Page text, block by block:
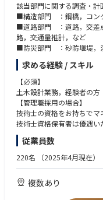
該当部門に関する調査・計
■構造部門 ：鋼橋，コン
■道路部門 ：道路，交差
路，交通量推計，など
■防災部門 ：砂防堰堤，
法に基づく基礎調査，など
■保全部門 ：橋梁補修・
電線共同溝，など
■上水道部門：送水・配水
■下水道部門：下水道管路
理場施設の維持管理計画策
求める経験 / スキル
【必須】
土木設計業務，経験者の方
【管理職採用の場合】
技術士の資格をお持ちで
技術士資格保有者は優遇い
従業員数
220名 （2025年4月現在）
複数あり